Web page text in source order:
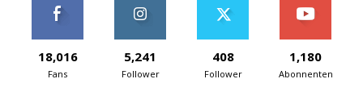
18,016
Fans
5,241
Follower
408
Follower
1,180
Abonnenten